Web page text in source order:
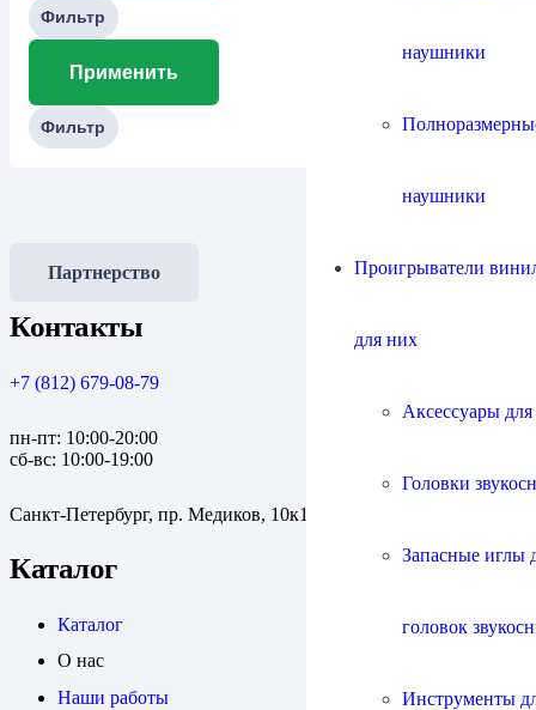
наушники
наушники
Проигрыватели
для них
Аксессуары
Головки
Запасные иглы
головок
Инструменты
Фильтр
Применить
Фильтр
Партнерство
Контакты
+7 (812) 679-08-79
пн-пт: 10:00-20:00
сб-вс: 10:00-19:00
Санкт-Петербург, пр. Медиков, 10к1
Каталог
Каталог
О нас
Наши работы